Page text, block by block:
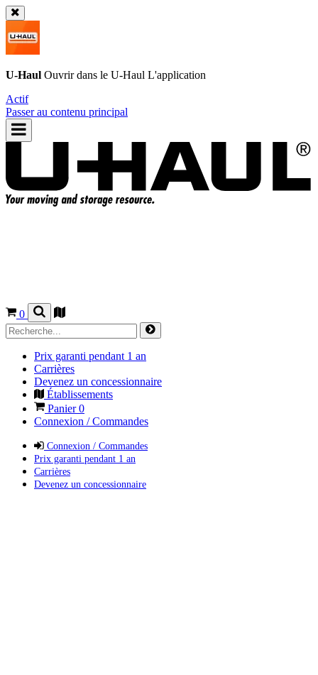
U-Haul Ouvrir dans le U-Haul L'application
Actif
Passer au contenu principal
0
Prix garanti pendant 1 an
Carrières
Devenez un concessionnaire
Établissements
Panier0
Connexion / Commandes
Connexion / Commandes
Prix garanti pendant 1 an
Carrières
Devenez un concessionnaire